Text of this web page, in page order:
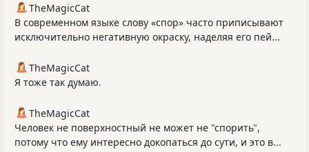
TheMagicCat
В современном языке слову «спор» часто приписывают
исключительно негативную окраску, наделяя его пей...
TheMagicCat
Я тоже так думаю.
TheMagicCat
Человек не поверхностный не может не "спорить",
потому что ему интересно докопаться до сути, и это в...